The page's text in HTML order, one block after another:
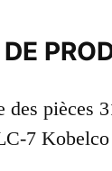
pièces
7 Kobelco